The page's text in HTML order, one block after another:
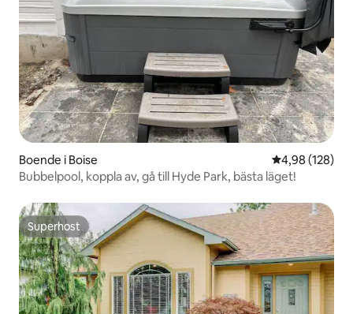
Boende i Boise 4,98 av 5 i
4,98 (128)
Bubbelpool, koppla av, gå till Hyde Park, bästa läget!
Superhost
Superhost